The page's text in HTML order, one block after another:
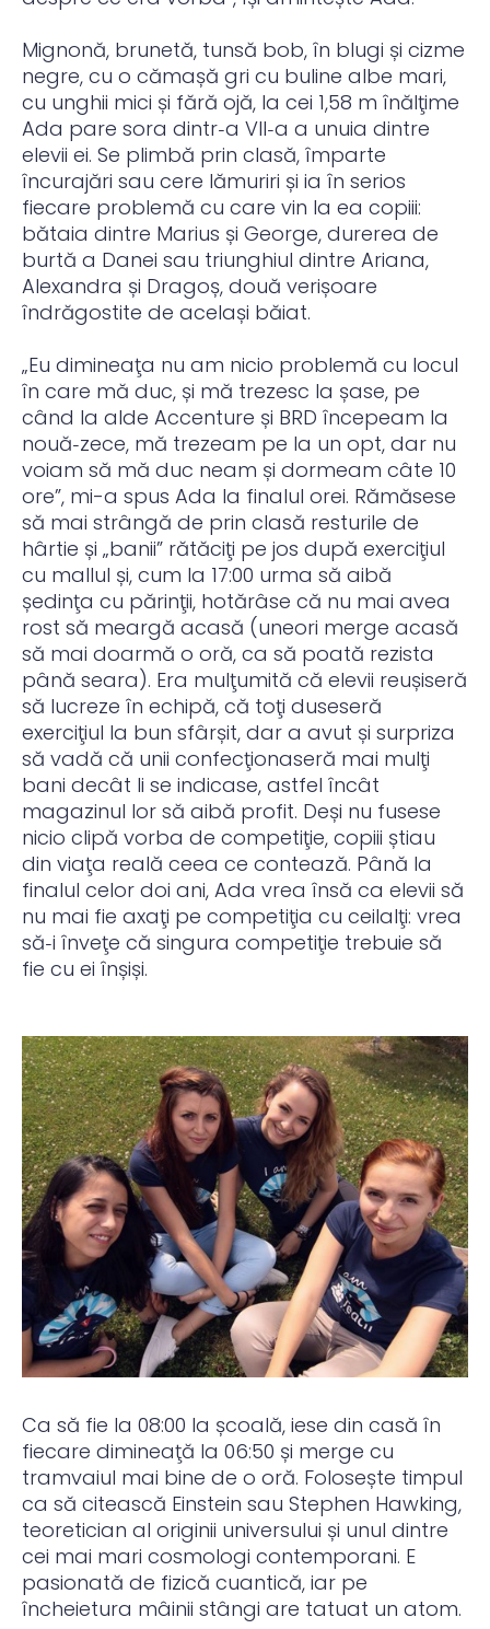
Mignonă, brunetă, tunsă bob, în blugi și cizme
negre, cu o cămașă gri cu buline albe mari,
cu unghii mici și fără ojă, la cei 1,58 m înălţime
Ada pare sora dintr‑a VII‑a a unuia dintre
elevii ei. Se plimbă prin clasă, împarte
încurajări sau cere lămuriri și ia în serios
fiecare problemă cu care vin la ea copiii:
bătaia dintre Marius și George, durerea de
burtă a Danei sau triunghiul dintre Ariana,
Alexandra și Dragoș, două verișoare
îndrăgostite de același băiat.
„Eu dimineaţa nu am nicio problemă cu locul
în care mă duc, și mă trezesc la șase, pe
când la alde Accenture și BRD începeam la
nouă‑zece, mă trezeam pe la un opt, dar nu
voiam să mă duc neam și dormeam câte 10
ore”, mi-a spus Ada la finalul orei. Rămăsese
să mai strângă de prin clasă resturile de
hârtie și „banii” rătăciţi pe jos după exerciţiul
cu mallul și, cum la 17:00 urma să aibă
ședinţa cu părinţii, hotărâse că nu mai avea
rost să meargă acasă (uneori merge acasă
să mai doarmă o oră, ca să poată rezista
până seara). Era mulţumită că elevii reușiseră
să lucreze în echipă, că toţi duseseră
exerciţiul la bun sfârșit, dar a avut și surpriza
să vadă că unii confecţionaseră mai mulţi
bani decât li se indicase, astfel încât
magazinul lor să aibă profit. Deși nu fusese
nicio clipă vorba de competiţie, copiii știau
din viaţa reală ceea ce contează. Până la
finalul celor doi ani, Ada vrea însă ca elevii să
nu mai fie axaţi pe competiţia cu ceilalţi: vrea
să‑i înveţe că singura competiţie trebuie să
fie cu ei înșiși.
Ca să fie la 08:00 la școală, iese din casă în
fiecare dimineaţă la 06:50 și merge cu
tramvaiul mai bine de o oră. Folosește timpul
ca să citească Einstein sau Stephen Hawking,
teoretician al originii universului și unul dintre
cei mai mari cosmologi contemporani. E
pasionată de fizică cuantică, iar pe
încheietura mâinii stângi are tatuat un atom.